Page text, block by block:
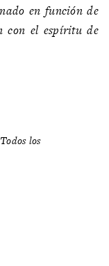
en función de
con el espíritu de
los